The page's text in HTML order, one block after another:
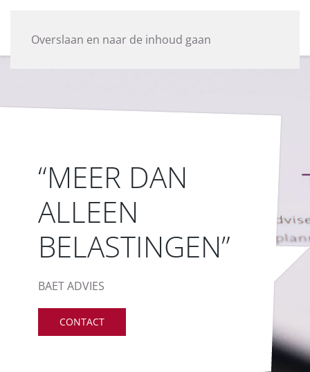
Overslaan en naar de inhoud gaan
“MEER DAN
ALLEEN
BELASTINGEN”
BAET ADVIES
CONTACT